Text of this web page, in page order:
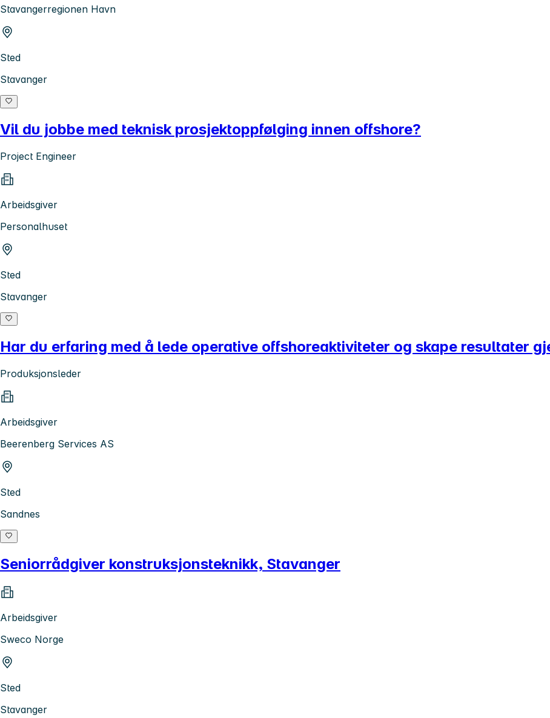
Stavangerregionen Havn
Sted
Stavanger
Vil du jobbe med teknisk prosjektoppfølging innen offshore?
Project Engineer
Arbeidsgiver
Personalhuset
Sted
Stavanger
Har du erfaring med å lede operative offshoreaktiviteter og skape resultater
Produksjonsleder
Arbeidsgiver
Beerenberg Services AS
Sted
Sandnes
Seniorrådgiver konstruksjonsteknikk, Stavanger
Arbeidsgiver
Sweco Norge
Sted
Stavanger